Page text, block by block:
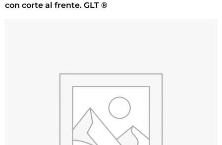
con corte al frente. GLT ®